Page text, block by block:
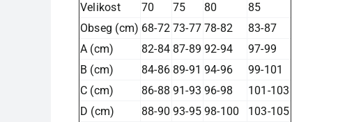
Velikost 70 75 80
85
Obseg (cm) 68-72 73-77 78-82
83-87
A (cm)
82-84 87-89 92-94
97-99
B (cm)
84-86 89-91 94-96
99-101
C (cm)
86-88 91-93 96-98
101-103
D (cm)
88-90 93-95 98-100
103-105